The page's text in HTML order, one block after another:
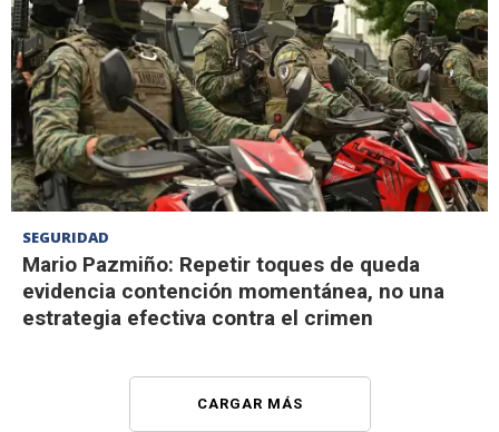
SEGURIDAD
Mario Pazmiño: Repetir toques de queda
evidencia contención momentánea, no una
estrategia efectiva contra el crimen
CARGAR MÁS